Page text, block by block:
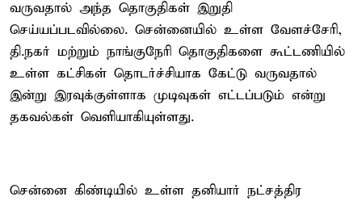
வருவதால் அந்த தொகுதிகள் இறுதி
செய்யப்படவில்லை. சென்னையில் உள்ள வேளச்சேரி,
தி.நகர் மற்றும் நாங்குநேரி தொகுதிகளை கூட்டணியில்
உள்ள கட்சிகள் தொடர்ச்சியாக கேட்டு வருவதால்
இன்று இரவுக்குள்ளாக முடிவுகள் எட்டப்படும் என்று
தகவல்கள் வெளியாகியுள்ளது.
சென்னை கிண்டியில் உள்ள தனியார் நட்சத்திர